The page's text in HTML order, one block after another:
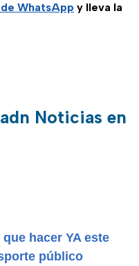
WhatsApp y lleva la
Noticias en
hacer YA este
público